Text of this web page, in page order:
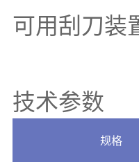
可用刮刀装
技术参数
规格